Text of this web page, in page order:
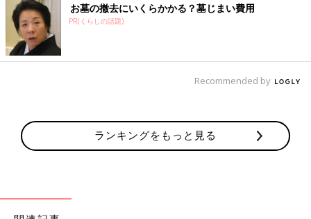
お墓の撤去にいくらかかる？墓じまい費用
PR(くらしの話題)
Recommended by
ランキングをもっと見る